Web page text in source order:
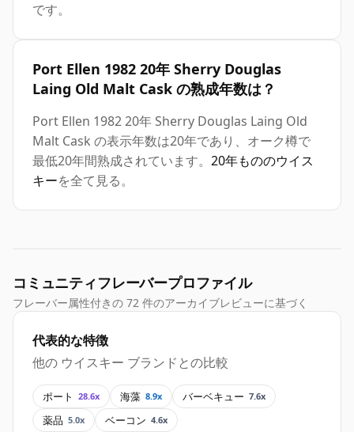
です。
Port Ellen 1982 20年 Sherry Douglas
Laing Old Malt Cask の熟成年数は？
Port Ellen 1982 20年 Sherry Douglas Laing Old
Malt Cask の表示年数は20年であり、オーク樽で
最低20年間熟成されています。 20年もののウイス
キーを全て見る。
コミュニティフレーバープロファイル
フレーバー属性付きの 72 件のアーカイブレビューに基づく
代表的な特徴
他の ウイスキー ブランドとの比較
ポート 28.6x 海藻 8.9x バーベキュー 7.6x
薬品 5.0x ベーコン 4.6x